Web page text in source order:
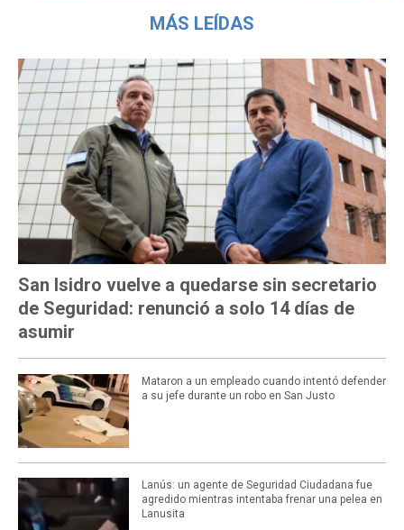
MÁS LEÍDAS
San Isidro vuelve a quedarse sin secretario
de Seguridad: renunció a solo 14 días de
asumir
Mataron a un empleado cuando intentó defender
a su jefe durante un robo en San Justo
Lanús: un agente de Seguridad Ciudadana fue
agredido mientras intentaba frenar una pelea en
Lanusita